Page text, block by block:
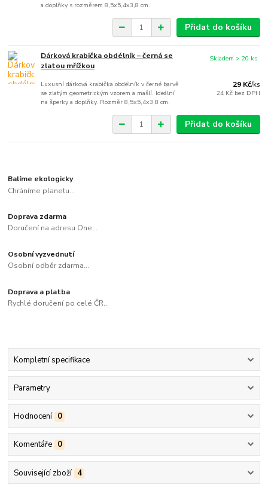
a doplňky s rozměrem 8,5x5,4x3,8 cm.
Přidat do košíku
Dárková krabička obdélník – černá se
zlatou mřížkou
Luxusní dárková krabička obdélník v černé barvě
se zlatým geometrickým vzorem a mašlí. Ideální
na šperky a doplňky. Rozměr 8,5x5,4x3,8 cm.
29 Kč/ks
24 Kč bez DPH
Skladem > 20 ks
Přidat do košíku
Balíme ekologicky
Chráníme planetu...
Doprava zdarma
Doručení na adresu One...
Osobní vyzvednutí
Osobní odběr zdarma...
Doprava a platba
Rychlé doručení po celé ČR...
Kompletní specifikace
Parametry
Hodnocení 0
Komentáře 0
Související zboží 4